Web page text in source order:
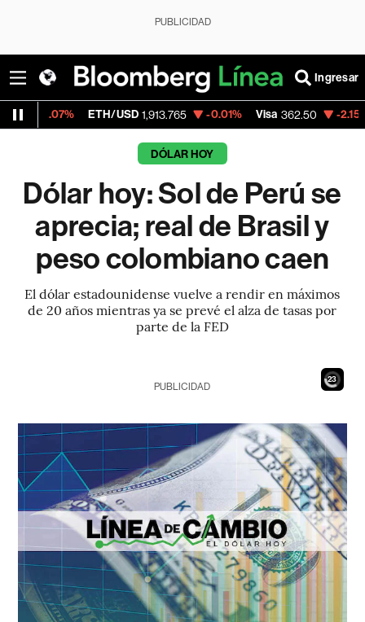
PUBLICIDAD
Ingresar
ETH/USD 1,913.765 -0.01% Visa 362.50 -2.15%
DÓLAR HOY
Dólar hoy: Sol de Perú se
aprecia; real de Brasil y
peso colombiano caen
El dólar estadounidense vuelve a rendir en máximos
de 20 años mientras ya se prevé el alza de tasas por
parte de la FED
21
PUBLICIDAD